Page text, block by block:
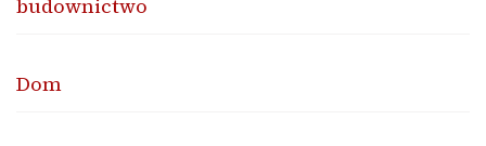
budownictwo
Dom